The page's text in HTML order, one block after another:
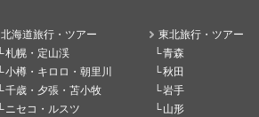
北海道旅行・ツアー
札幌・定山渓
小樽・キロロ・朝里川
千歳・夕張・苫小牧
ニセコ・ルスツ
東北旅行・ツアー
青森
秋田
岩手
山形